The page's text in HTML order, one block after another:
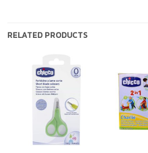
RELATED PRODUCTS